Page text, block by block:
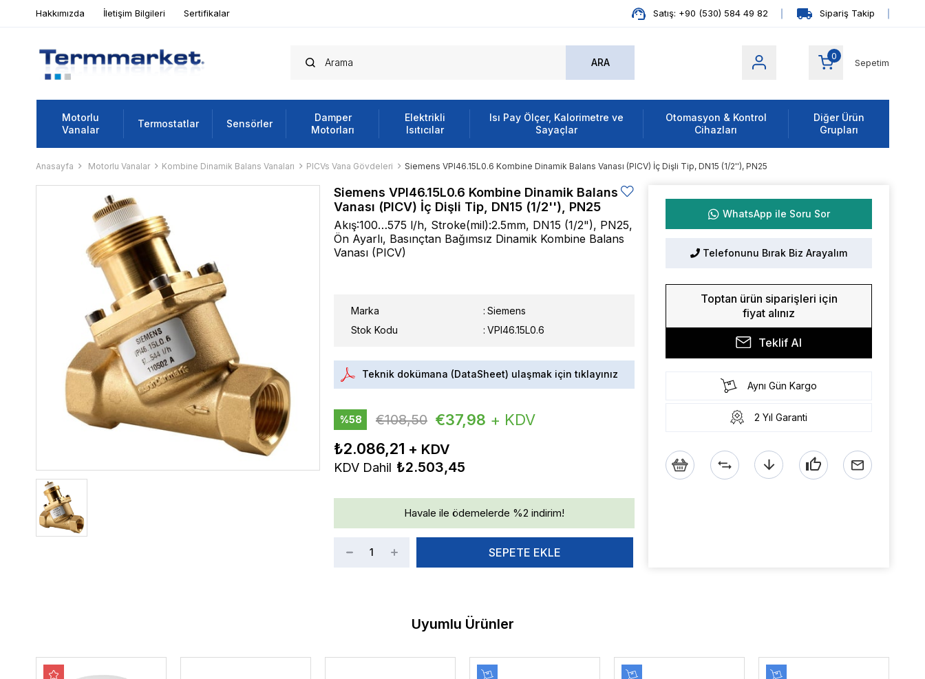
Hakkımızda İletişim Bilgileri Sertifikalar Satış: +90 (530) 584 49 82 Sipariş Takip
Sepetim
0
Motorlu
Vanalar
Termostatlar Sensörler
Damper
Motorları
Elektrikli
Isıtıcılar
Isı Pay Ölçer, Kalorimetre ve
Sayaçlar
Otomasyon & Kontrol
Cihazları
Diğer Ürün
Grupları
Anasayfa Motorlu Vanalar Kombine Dinamik Balans Vanaları PICVs Vana Gövdeleri Siemens VPI46.15L0.6 Kombine Dinamik Balans Vanası (PICV) İç Dişli Tip, DN15 (1/2''), PN25
Siemens VPI46.15L0.6 Kombine Dinamik Balans
Vanası (PICV) İç Dişli Tip, DN15 (1/2''), PN25
Akış:100…575 l/h, Stroke(mil):2.5mm, DN15 (1/2"), PN25,
Ön Ayarlı, Basınçtan Bağımsız Dinamik Kombine Balans
Vanası (PICV)
Marka : Siemens
Stok Kodu
VPI46.15L0.6
Teknik dokümana (DataSheet) ulaşmak için tıklayınız
%58
€108,50 €37,98 + KDV
₺2.086,21
KDV Dahil ₺2.503,45
Havale ile ödemelerde %2 indirim!
WhatsApp ile Soru Sor
Telefonunu Bırak Biz Arayalım
Toptan ürün siparişleri için
fiyat alınız
Teklif Al
Aynı Gün Kargo
2 Yıl Garanti
Uyumlu Ürünler